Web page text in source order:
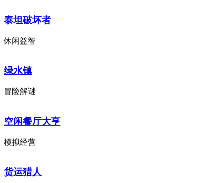
泰坦破坏者
休闲益智
绿水镇
冒险解谜
空闲餐厅大亨
模拟经营
货运猎人